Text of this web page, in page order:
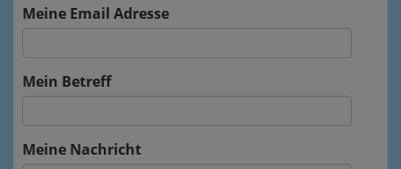
Meine Email Adresse
Mein Betreff
Meine Nachricht